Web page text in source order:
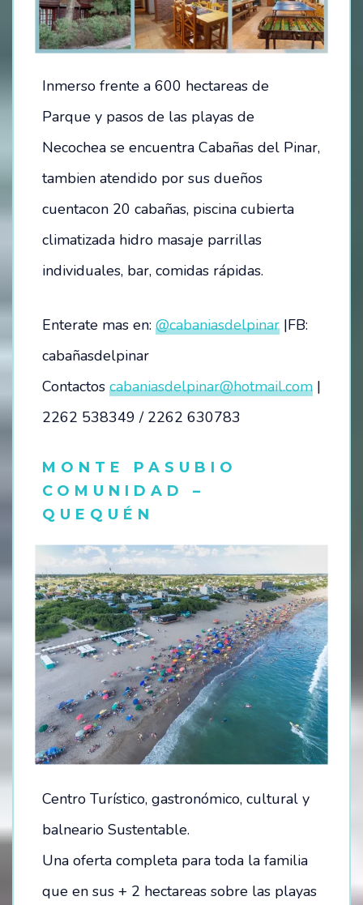
Inmerso frente a 600 hectareas de
Parque y pasos de las playas de
Necochea se encuentra Cabañas del Pinar,
tambien atendido por sus dueños
cuentacon 20 cabañas, piscina cubierta
climatizada hidro masaje parrillas
individuales, bar, comidas rápidas.
Enterate mas en: @cabaniasdelpinar |FB:
cabañasdelpinar
Contactos cabaniasdelpinar@hotmail.com |
2262 538349 / 2262 630783
MONTE PASUBIO
COMUNIDAD –
QUEQUÉN
Centro Turístico, gastronómico, cultural y
balneario Sustentable.
Una oferta completa para toda la familia
que en sus + 2 hectareas sobre las playas